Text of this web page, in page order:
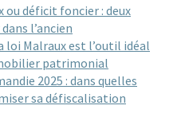
ou déficit foncier : deux
l’ancien
loi Malraux est l’outil idéal
patrimonial
2025 : dans quelles
sa défiscalisation